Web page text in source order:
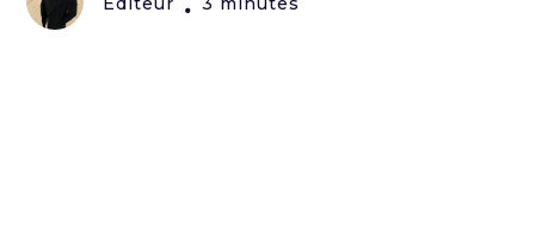
•